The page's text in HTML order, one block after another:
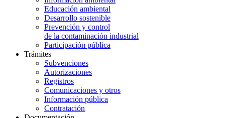
Educación ambiental
Desarrollo sostenible
Prevención y control
de la contaminación industrial
Participación pública
Trámites
Subvenciones
Autorizaciones
Registros
Comunicaciones y otros
Información pública
Contratación